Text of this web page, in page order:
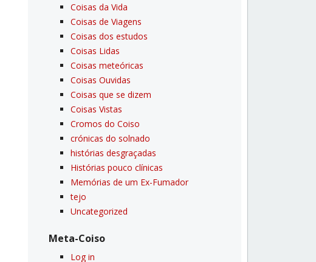
Coisas da Vida
Coisas de Viagens
Coisas dos estudos
Coisas Lidas
Coisas meteóricas
Coisas Ouvidas
Coisas que se dizem
Coisas Vistas
Cromos do Coiso
crónicas do solnado
histórias desgraçadas
Histórias pouco clí­nicas
Memórias de um Ex-Fumador
tejo
Uncategorized
Meta-Coiso
Log in